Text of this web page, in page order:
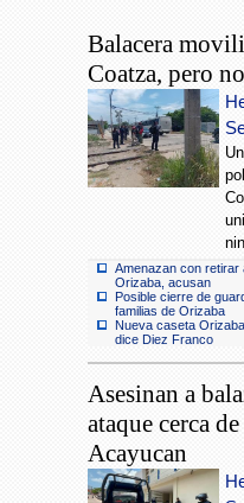
Balacera
Coatza, pero
Amenazan con
Orizaba, acusan
Posible cierre de
familias de Orizaba
Nueva caseta
dice Diez Franco
Asesinan a
ataque cerca
Acayucan